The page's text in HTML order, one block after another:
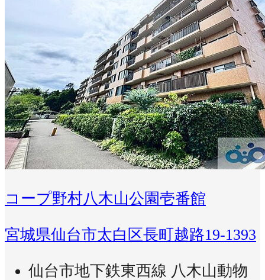
コープ野村八木山公園壱番館
宮城県仙台市太白区長町越路19-1393
仙台市地下鉄東西線 八木山動物